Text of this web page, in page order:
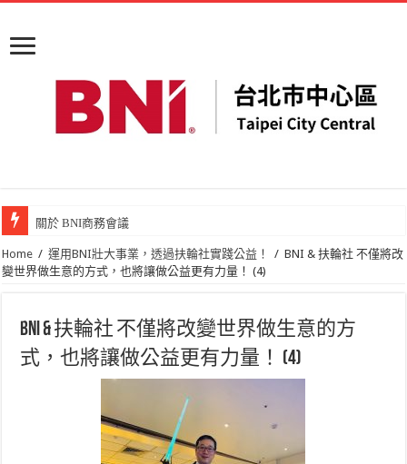
關於 BNI商務會議
Home / 運用BNI壯大事業，透過扶輪社實踐公益！ / BNI & 扶輪社 不僅將改
變世界做生意的方式，也將讓做公益更有力量！ (4)
BNI & 扶輪社 不僅將改變世界做生意的方
式，也將讓做公益更有力量！ (4)